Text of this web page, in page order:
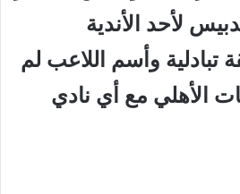
لأحد الأندية
تبادلية وأسم اللاعب لم
الأهلي مع أي نادي